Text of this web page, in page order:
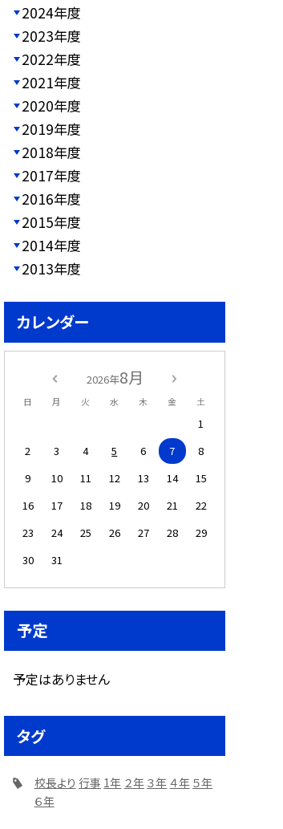
2024年度
2023年度
2022年度
2021年度
2020年度
2019年度
2018年度
2017年度
2016年度
2015年度
2014年度
2013年度
カレンダー
2026年8月
日 月 火 水 木 金 土
1
2
3 4 5 6 7
8
9
10 11 12 13 14
15
16
17 18 19 20 21
22
23
24 25 26 27 28
29
30
31
予定
予定はありません
タグ
校長より 行事 1年 ２年 ３年 ４年 ５年
６年